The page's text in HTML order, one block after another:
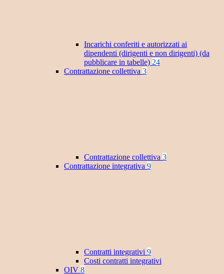
Incarichi conferiti e autorizzati ai
dipendenti (dirigenti e non dirigenti) (da
pubblicare in tabelle) 24
Contrattazione collettiva 3
Contrattazione collettiva 3
Contrattazione integrativa 9
Contratti integrativi 9
Costi contratti integrativi
OIV 8